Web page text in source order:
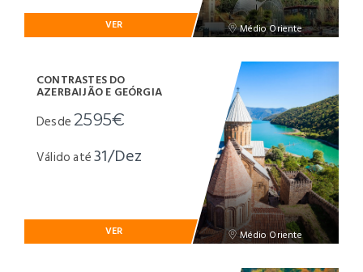
Médio Oriente
VER
Médio Oriente
CONTRASTES DO
AZERBAIJÃO E GEÓRGIA
Desde 2595€
Válido até31/Dez
VER